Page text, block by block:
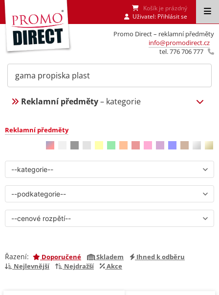
Promo Direct – reklamní předměty
info@promodirect.cz
tel. 776 706 777
Košík je prázdný
Uživatel: Přihlásit se
Reklamní předměty– kategorie
Reklamní předměty
Řazení: Doporučené Skladem
Ihned k odběru
Nejlevnější
Nejdražší Akce